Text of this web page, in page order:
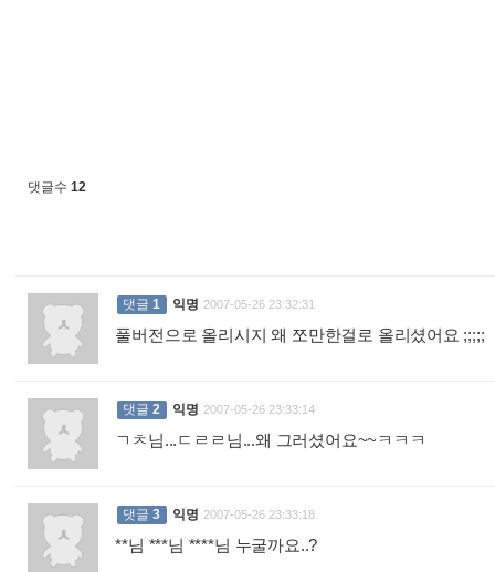
댓글수 12
댓글 1 익명 2007-05-26 23:32:31
풀버전으로 올리시지 왜 쪼만한걸로 올리셨어요 ;;;;;
댓글 2 익명 2007-05-26 23:33:14
ㄱㅊ님...ㄷㄹㄹ님...왜 그러셨어요~~ㅋㅋㅋ
댓글 3 익명 2007-05-26 23:33:18
**님 ***님 ****님 누굴까요..?